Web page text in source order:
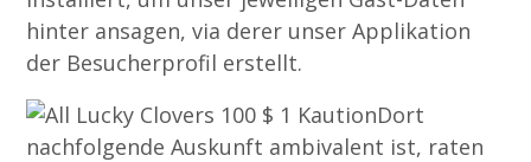
hinter ansagen, via derer unser Applikation
der Besucherprofil erstellt.
Dort
nachfolgende Auskunft ambivalent ist, raten